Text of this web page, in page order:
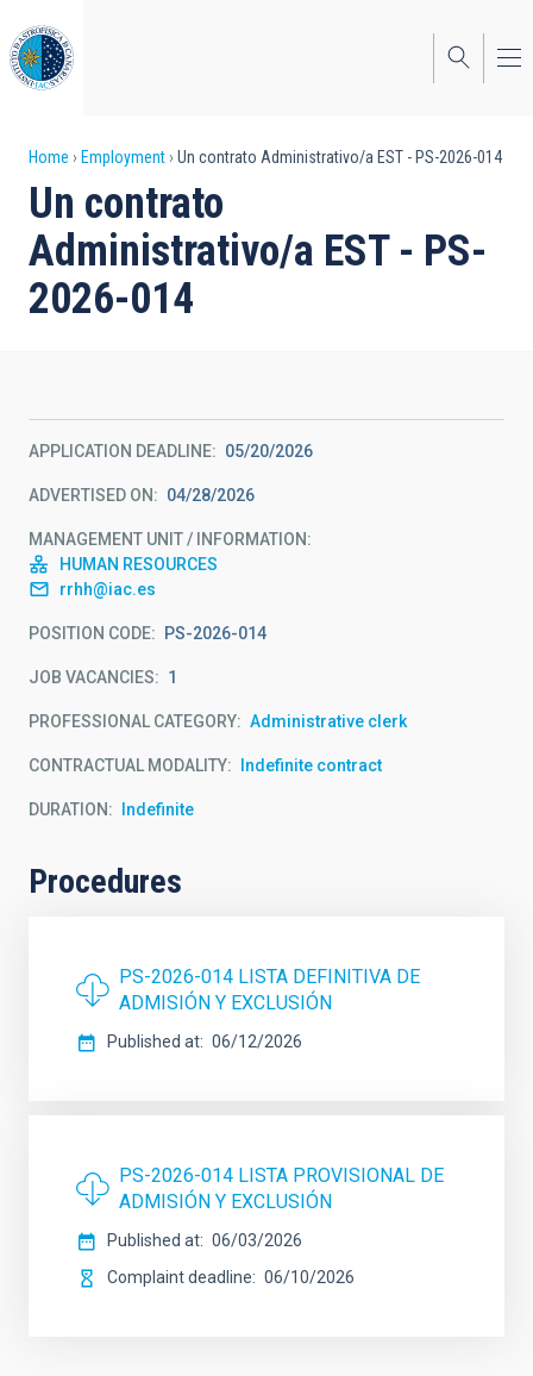
to
main
content
Breadcrumb
Home Employment Un contrato Administrativo/a EST - PS-2026-014
Un contrato
Administrativo/a EST - PS-
2026-014
APPLICATION DEADLINE 05/20/2026
ADVERTISED ON 04/28/2026
MANAGEMENT UNIT / INFORMATION
HUMAN RESOURCES
rrhh@iac.es
POSITION CODE PS-2026-014
JOB VACANCIES 1
PROFESSIONAL CATEGORY Administrative clerk
CONTRACTUAL MODALITY Indefinite contract
DURATION Indefinite
Procedures
PS-2026-014 LISTA DEFINITIVA DE
ADMISIÓN Y EXCLUSIÓN
Published at 06/12/2026
PS-2026-014 LISTA PROVISIONAL DE
ADMISIÓN Y EXCLUSIÓN
Published at
06/03/2026
Complaint deadline
06/10/2026